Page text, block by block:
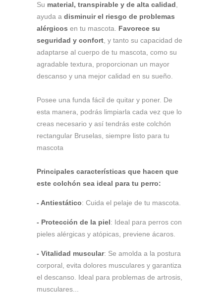
Su material, transpirable y de alta calidad
ayuda a disminuir el riesgo de problemas
alérgicos en tu mascota. Favorece su
seguridad y confort , y tanto su capacidad de
adaptarse al cuerpo de tu mascota, como su
agradable textura, proporcionan un mayor
descanso y una mejor calidad en su sueño.
Posee una funda fácil de quitar y poner. De
esta manera, podrás limpiarla cada vez que lo
creas necesario y así tendrás este colchón
rectangular Bruselas, siempre listo para tu
mascota
Principales características que hacen que
este colchón sea ideal para tu perro:
- Antiestático: Cuida el pelaje de tu mascota.
- Protección de la piel: Ideal para perros con
pieles alérgicas y atópicas, previene ácaros.
- Vitalidad muscular: Se amolda a la postura
corporal, evita dolores musculares y garantiza
el descanso. Ideal para problemas de artrosis,
musculares...